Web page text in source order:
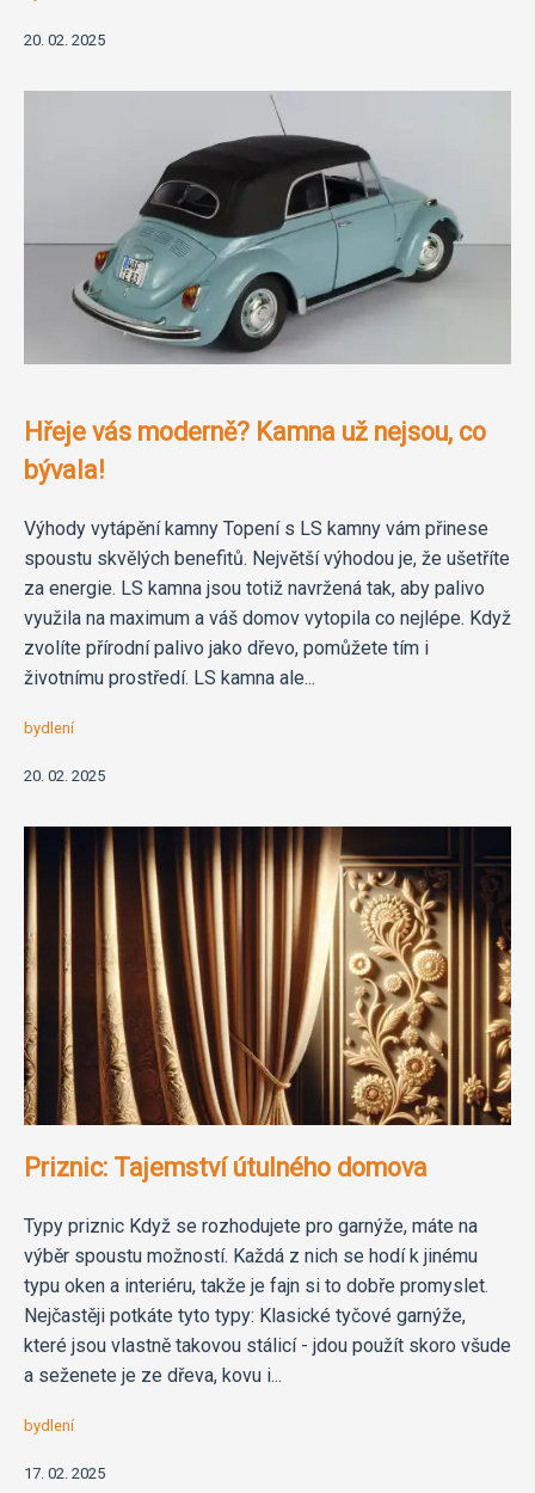
20. 02. 2025
Hřeje vás moderně? Kamna už nejsou, co
bývala!
Výhody vytápění kamny Topení s LS kamny vám přinese
spoustu skvělých benefitů. Největší výhodou je, že ušetříte
za energie. LS kamna jsou totiž navržená tak, aby palivo
využila na maximum a váš domov vytopila co nejlépe. Když
zvolíte přírodní palivo jako dřevo, pomůžete tím i
životnímu prostředí. LS kamna ale...
bydlení
20. 02. 2025
Priznic: Tajemství útulného domova
Typy priznic Když se rozhodujete pro garnýže, máte na
výběr spoustu možností. Každá z nich se hodí k jinému
typu oken a interiéru, takže je fajn si to dobře promyslet.
Nejčastěji potkáte tyto typy: Klasické tyčové garnýže,
které jsou vlastně takovou stálicí - jdou použít skoro všude
a seženete je ze dřeva, kovu i...
bydlení
17. 02. 2025